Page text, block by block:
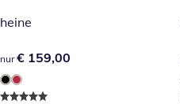
heine
€ 159,00
nur € 159,00